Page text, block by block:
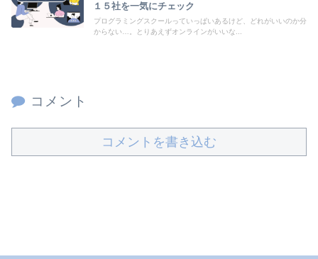
１５社を一気にチェック
プログラミングスクールっていっぱいあるけど、どれがいいのか分
からない…。とりあえずオンラインがいいな...
コメント
コメントを書き込む